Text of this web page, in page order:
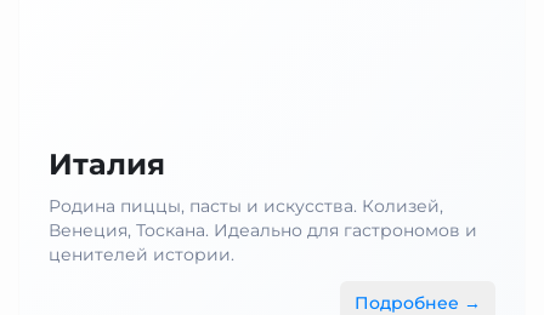
Италия
Родина пиццы, пасты и искусства. Колизей,
Венеция, Тоскана. Идеально для гастрономов и
ценителей истории.
Подробнее →